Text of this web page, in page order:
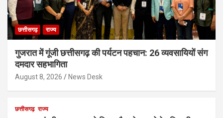
छत्तीसगढ़ राज्य
गुजरात में गूंजी छत्तीसगढ़ की पर्यटन पहचान: 26 व्यवसायियों संग
दमदार सहभागिता
August 8, 2026 News Desk
छत्तीसगढ़ राज्य